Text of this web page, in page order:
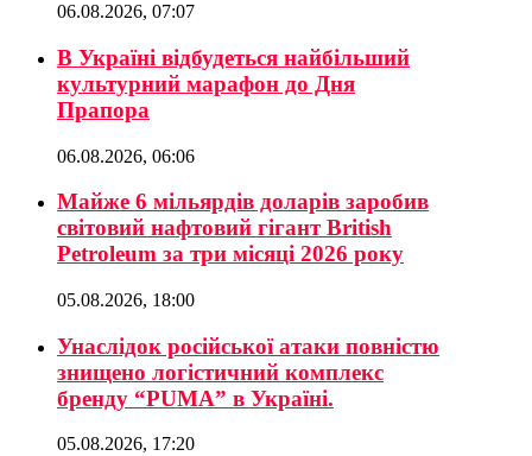
06.08.2026, 07:07
В Україні відбудеться найбільший
культурний марафон до Дня
Прапора
06.08.2026, 06:06
Майже 6 мільярдів доларів заробив
світовий нафтовий гігант British
Petroleum за три місяці 2026 року
05.08.2026, 18:00
Унаслідок російської атаки повністю
знищено логістичний комплекс
бренду “PUMA” в Україні.
05.08.2026, 17:20